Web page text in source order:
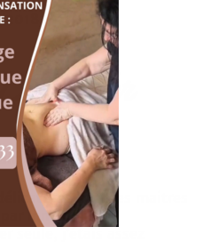
!
sont les maitres
Inma !
seule, j’étais assez